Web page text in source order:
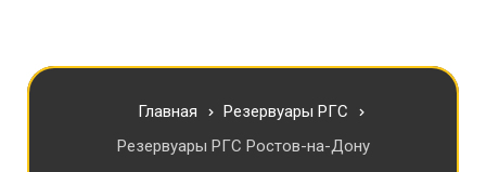
Главная
Резервуары РГС
Резервуары РГС Ростов-на-Дону